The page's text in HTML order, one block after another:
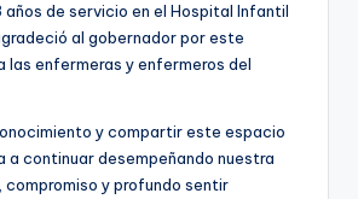
años de servicio en el Hospital Infantil
al gobernador por este
las enfermeras y enfermeros del
y compartir este espacio
a continuar desempeñando nuestra
compromiso y profundo sentir